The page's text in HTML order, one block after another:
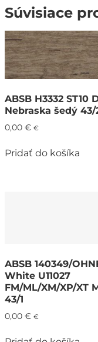
Súvisiace
ABSB H3332 ST10
Nebraska šedý 43/
0,00 € €
Pridať do košíka
ABSB 140349/
White U11027
FM/ML/XM/XP/XT
43/1
0,00 € €